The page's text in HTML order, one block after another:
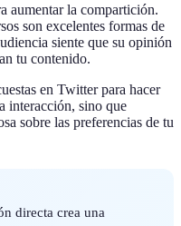
aumentar la compartición.
son excelentes formas de
siente que su opinión
tu contenido.
en Twitter para hacer
interacción, sino que
sobre las preferencias de tu
directa crea una